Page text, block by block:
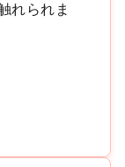
れられま